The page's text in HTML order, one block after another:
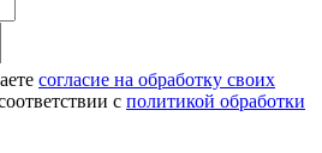
согласие на обработку своих
с политикой обработки